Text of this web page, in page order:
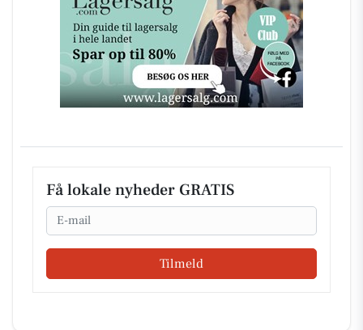
Få lokale nyheder GRATIS
Email
Tilmeld